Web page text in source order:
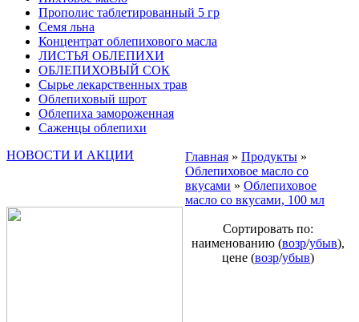
Прополис таблетированный 5 гр
Семя льна
Концентрат облепихового масла
ЛИСТЬЯ ОБЛЕПИХИ
ОБЛЕПИХОВЫЙ СОК
Сырье лекарственных трав
Облепиховый шрот
Облепиха замороженная
Саженцы облепихи
НОВОСТИ И АКЦИИ
Главная » Продукты »
Облепиховое масло со
вкусами » Облепиховое
масло со вкусами, 100 мл
Сортировать по:
наименованию (возр/убыв),
цене (возр/убыв)